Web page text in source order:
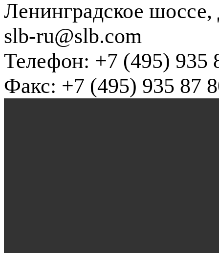
Ленинградское
slb-ru@slb.com
Телефон: +7 (495) 935
Факс: +7 (495) 935 87